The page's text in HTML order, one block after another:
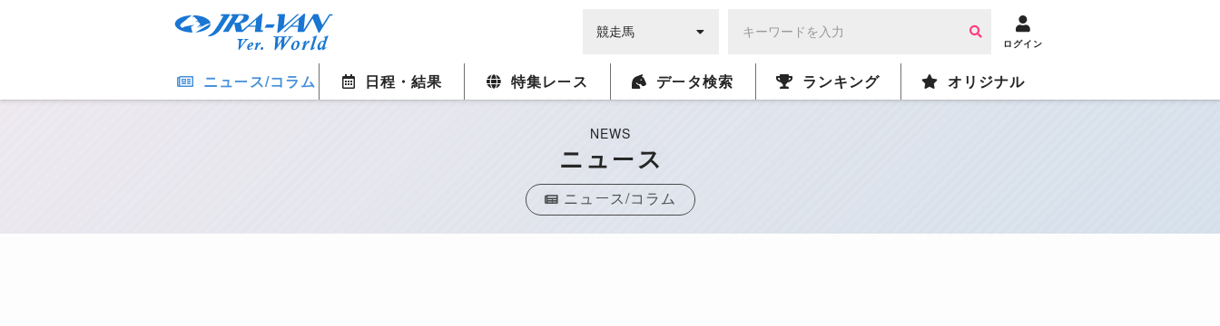
ログイン
ニュース/コラム 日程・結果 特集レース データ検索 ランキング オリジナル
NEWS
ニュース
ニュース/コラム